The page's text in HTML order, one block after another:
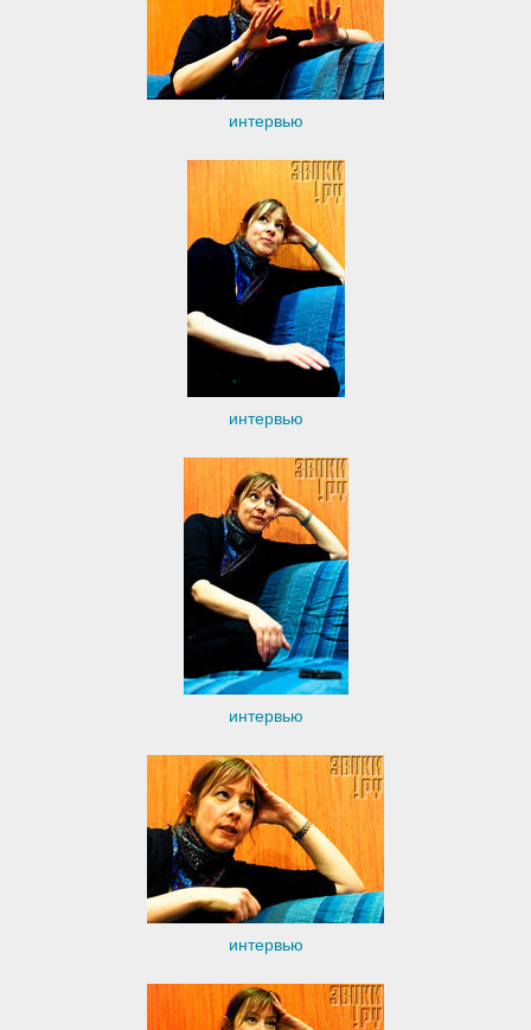
интервью
интервью
интервью
интервью